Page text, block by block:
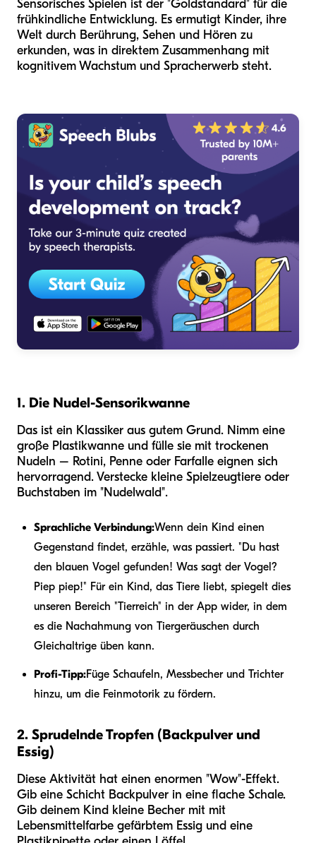
Sensorisches Spielen ist der "Goldstandard" für die
frühkindliche Entwicklung. Es ermutigt Kinder, ihre
Welt durch Berührung, Sehen und Hören zu
erkunden, was in direktem Zusammenhang mit
kognitivem Wachstum und Spracherwerb steht.
1. Die Nudel-Sensorikwanne
Das ist ein Klassiker aus gutem Grund. Nimm eine
große Plastikwanne und fülle sie mit trockenen
Nudeln – Rotini, Penne oder Farfalle eignen sich
hervorragend. Verstecke kleine Spielzeugtiere oder
Buchstaben im "Nudelwald".
Sprachliche Verbindung:Wenn dein Kind einen
Gegenstand findet, erzähle, was passiert. "Du hast
den blauen Vogel gefunden! Was sagt der Vogel?
Piep piep!" Für ein Kind, das Tiere liebt, spiegelt dies
unseren Bereich "Tierreich" in der App wider, in dem
es die Nachahmung von Tiergeräuschen durch
Gleichaltrige üben kann.
Profi-Tipp:Füge Schaufeln, Messbecher und Trichter
hinzu, um die Feinmotorik zu fördern.
2. Sprudelnde Tropfen (Backpulver und
Essig)
Diese Aktivität hat einen enormen "Wow"-Effekt.
Gib eine Schicht Backpulver in eine flache Schale.
Gib deinem Kind kleine Becher mit mit
Lebensmittelfarbe gefärbtem Essig und eine